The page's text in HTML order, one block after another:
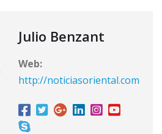
Julio Benzant
Web:
http://noticiasoriental.com